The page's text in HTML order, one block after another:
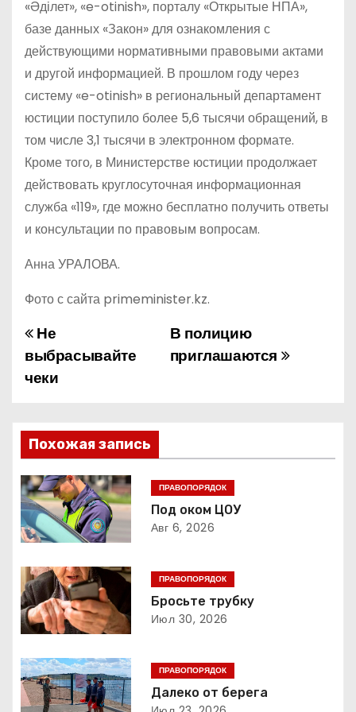
«Әділет», «e-otinish», порталу «Открытые НПА»,
базе данных «Закон» для ознакомления с
действующими нормативными правовыми актами
и другой информацией. В прошлом году через
систему «e-otinish» в региональный департамент
юстиции поступило более 5,6 тысячи обращений, в
том числе 3,1 тысячи в электронном формате.
Кроме того, в Министерстве юстиции продолжает
действовать круглосуточная информационная
служба «119», где можно бесплатно получить ответы
и консультации по правовым вопросам.
Анна УРАЛОВА.
Фото с сайта primeminister.kz.
Н
а
и
г
а
ц
и
я
п
о
В полицию
приглашаются
Не
выбрасывайте
чеки
Похожая запись
ПРАВОПОРЯДОК
Под оком ЦОУ
Авг 6, 2026
ПРАВОПОРЯДОК
Бросьте трубку
Июл 30, 2026
ПРАВОПОРЯДОК
Далеко от берега